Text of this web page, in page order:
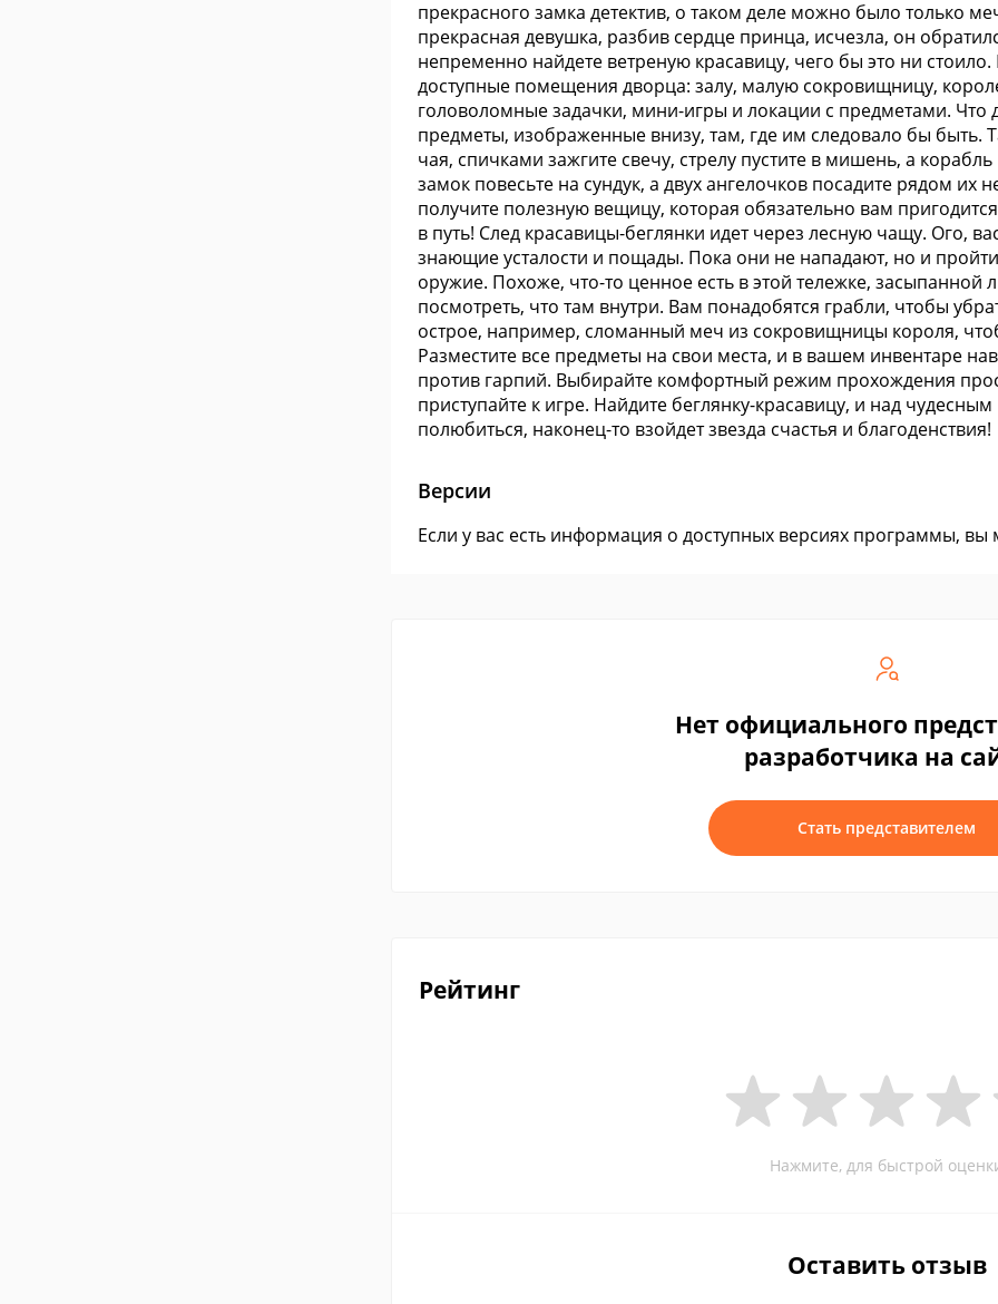
прекрасного замка детектив, о таком деле можно было только
прекрасная девушка, разбив сердце принца, исчезла, он
непременно найдете ветреную красавицу, чего бы это ни
доступные помещения дворца: залу, малую сокровищницу,
головоломные задачки, мини-игры и локации с предметами. Что
предметы, изображенные внизу, там, где им следовало бы быть.
чая, спичками зажгите свечу, стрелу пустите в мишень, а
замок повесьте на сундук, а двух ангелочков посадите рядом их
получите полезную вещицу, которая обязательно вам
в путь! След красавицы-беглянки идет через лесную чащу. Ого,
знающие усталости и пощады. Пока они не нападают, но и пройти
оружие. Похоже, что-то ценное есть в этой тележке, засыпанной
посмотреть, что там внутри. Вам понадобятся грабли, чтобы
острое, например, сломанный меч из сокровищницы короля,
Разместите все предметы на свои места, и в вашем инвентаре
против гарпий. Выбирайте комфортный режим прохождения
приступайте к игре. Найдите беглянку-красавицу, и над
полюбиться, наконец-то взойдет звезда счастья и благоденствия!
Версии
Если у вас есть информация о доступных версиях программы,
Нет официального
разработчика на
Стать представителем
Рейтинг
Нажмите, для быстрой
Оставить отзыв